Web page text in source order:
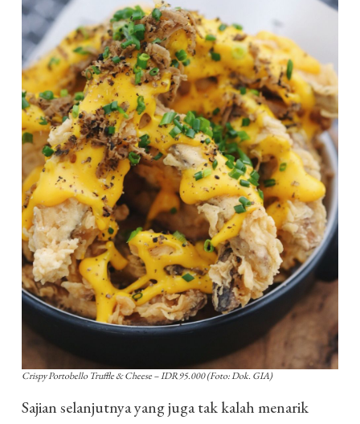
Crispy Portobello Truffle & Cheese – IDR95.000 (Foto: Dok. GIA)
Sajian selanjutnya yang juga tak kalah menarik